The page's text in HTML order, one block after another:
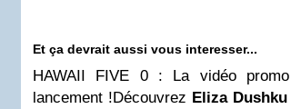
Et ça devrait aussi vous interesser...
HAWAII FIVE 0 : La vidéo
lancement !Découvrez Eliza Dushku